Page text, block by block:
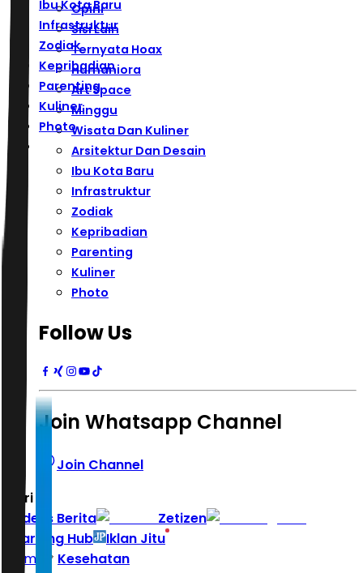
Ibu Kota Baru
Infrastruktur
Zodiak
Kepribadian
Parenting
Kuliner
Photo
Opini
Sisi Lain
Ternyata Hoax
Humaniora
Art Space
Minggu
Wisata Dan Kuliner
Arsitektur Dan Desain
Ibu Kota Baru
Infrastruktur
Zodiak
Kepribadian
Parenting
Kuliner
Photo
Follow Us
Join Whatsapp Channel
Join Channel
Hari ini
Indeks Berita
Zetizen
Learning Hub
Iklan Jitu
Home
Kesehatan